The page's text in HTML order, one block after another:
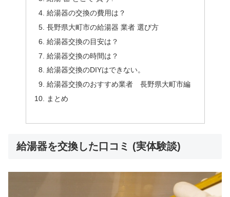
給湯器の交換の費用は？
長野県大町市の給湯器 業者 選び方
給湯器交換の目安は？
給湯器交換の時間は？
給湯器交換のDIYはできない。
給湯器交換のおすすめ業者 長野県大町市編
まとめ
給湯器を交換した口コミ (実体験談)